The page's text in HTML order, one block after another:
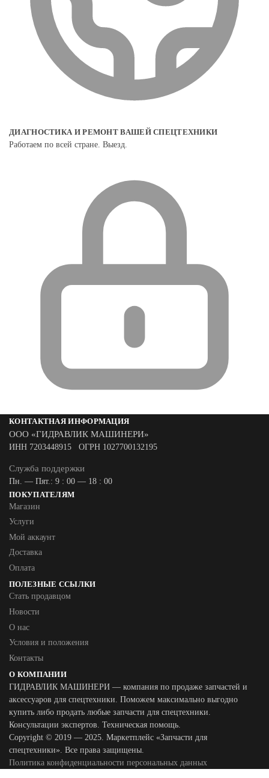
ДИАГНОСТИКА И РЕМОНТ ВАШЕЙ СПЕЦТЕХНИКИ
Работаем по всей стране. Выезд.
КОНТАКТНАЯ ИНФОРМАЦИЯ
ООО «ГИДРАВЛИК МАШИНЕРИ»
ИНН 7203448915 ОГРН 1027700132195
Служба поддержки
Пн. — Пят.: 9 : 00 — 18 : 00
ПОКУПАТЕЛЯМ
Магазин
Услуги
Мой аккаунт
Доставка
Оплата
ПОЛЕЗНЫЕ ССЫЛКИ
Стать продавцом
Новости
О нас
Условия и положения
Контакты
О КОМПАНИИ
ГИДРАВЛИК МАШИНЕРИ — компания по продаже запчастей и
аксессуаров для спецтехники. Поможем максимально выгодно
купить либо продать любые запчасти для спецтехники.
Консультации экспертов. Техническая помощь.
Copyright © 2019 — 2025. Маркетплейс «Запчасти для
спецтехники». Все права защищены.
Политика конфиденциальности персональных данных